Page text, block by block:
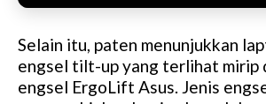
Selain itu, paten menunjukkan
engsel tilt-up yang terlihat mirip
engsel ErgoLift Asus. Jenis